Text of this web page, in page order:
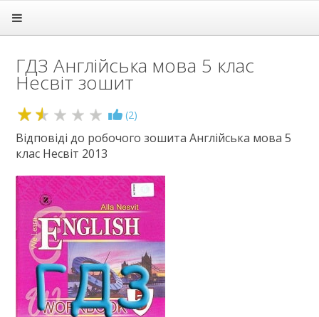
Підручники
ГДЗ
1 клас
2 клас
3 клас
4 клас
5 клас
Англійська мова
Зарубіжна література
Здоров’я
Історія
Інформатика
Математика
Німецька мова
Природничі науки
Українська мова
ГДЗ Англійська мова 5 клас
Несвіт зошит
1.5 (2)
Відповіді до робочого зошита Англійська мова 5
клас Несвіт 2013